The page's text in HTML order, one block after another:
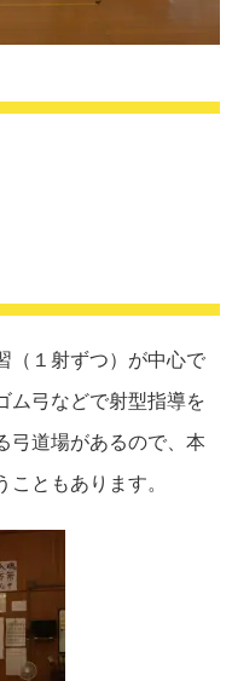
（１射ずつ）が中心で
ム弓などで射型指導を
弓道場があるので、本
ともあります。